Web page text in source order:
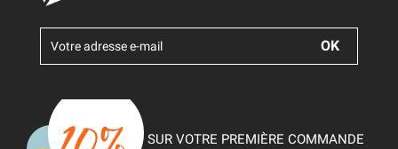
SUR VOTRE PREMIÈRE COMMANDE